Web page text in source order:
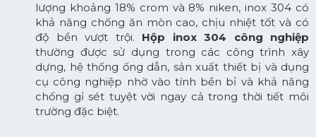
lượng khoảng 18% crom và 8% niken, inox 304 có
khả năng chống ăn mòn cao, chịu nhiệt tốt và có
độ bền vượt trội. Hộp inox 304 công nghiệp
thường được sử dụng trong các công trình xây
dựng, hệ thống ống dẫn, sản xuất thiết bị và dụng
cụ công nghiệp nhờ vào tính bền bỉ và khả năng
chống gỉ sét tuyệt vời ngay cả trong thời tiết môi
trường đặc biệt.